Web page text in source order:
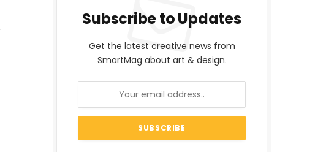
Subscribe to Updates
Get the latest creative news from
SmartMag about art & design.